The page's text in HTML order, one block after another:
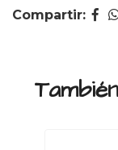
Compartir: